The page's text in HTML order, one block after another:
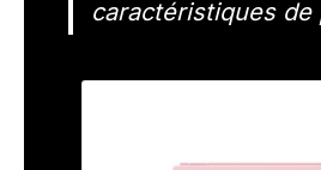
caractéristiques de